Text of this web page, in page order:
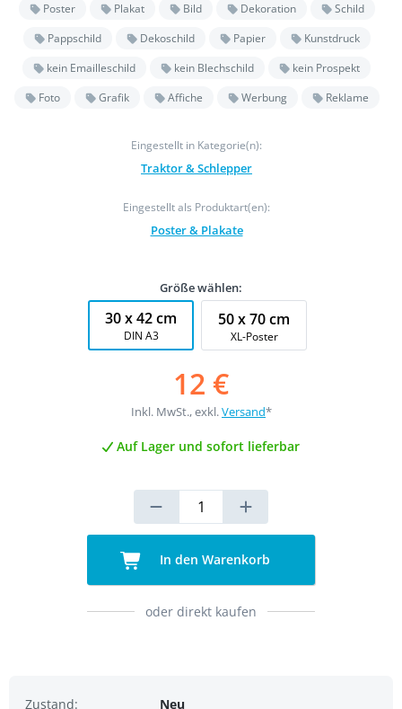
Poster
Plakat Bild Dekoration
Schild
Pappschild
Dekoschild Papier
Kunstdruck
kein Emailleschild
kein Blechschild
kein Prospekt
Foto
Grafik Affiche Werbung Reklame
Eingestellt in Kategorie(n):
Traktor & Schlepper
Eingestellt als Produktart(en):
Poster & Plakate
Größe wählen:
30 x 42 cm
DIN A3
50 x 70 cm
XL-Poster
12 €
Inkl. MwSt., exkl.Versand*
Auf Lager und sofort lieferbar
In den Warenkorb
oder direkt kaufen
Zustand:
Neu